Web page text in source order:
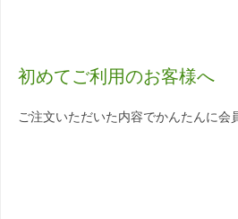
初めてご利用のお客様へ
ご注文いただいた内容でかんたんに会